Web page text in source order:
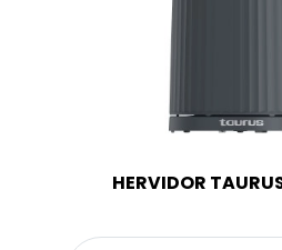
HERVIDOR